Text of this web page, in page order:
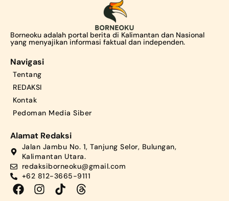
Borneoku adalah portal berita di Kalimantan dan Nasional
yang menyajikan informasi faktual dan independen.
Navigasi
Tentang
REDAKSI
Kontak
Pedoman Media Siber
Alamat Redaksi
Jalan Jambu No. 1, Tanjung Selor, Bulungan,
Kalimantan Utara.
redaksiborneoku@gmail.com
+62 812-3665-9111